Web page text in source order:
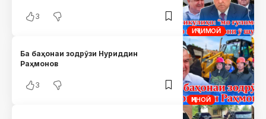
ИҶТИМОӢ
3
ҶИНОӢ
Ба баҳонаи зодрӯзи Нуриддин
Раҳмонов
3